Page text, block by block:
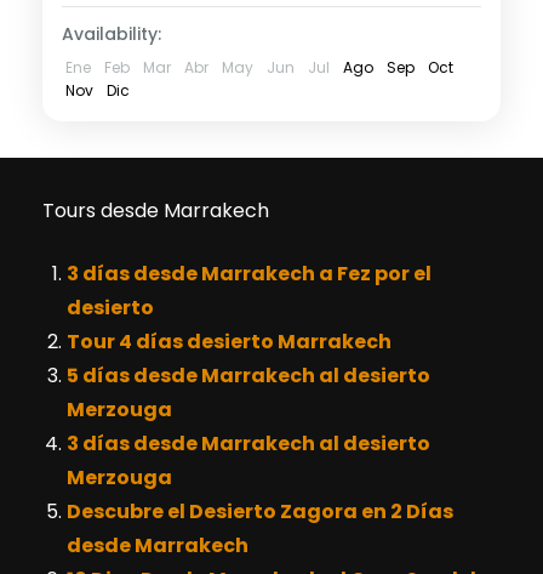
Availability:
Ene Feb Mar Abr May Jun Jul Ago Sep
Oct
Nov
Dic
Tours desde Marrakech
3 días desde Marrakech a Fez por el
desierto
Tour 4 días desierto Marrakech
5 días desde Marrakech al desierto
Merzouga
3 días desde Marrakech al desierto
Merzouga
Descubre el Desierto Zagora en 2 Días
desde Marrakech